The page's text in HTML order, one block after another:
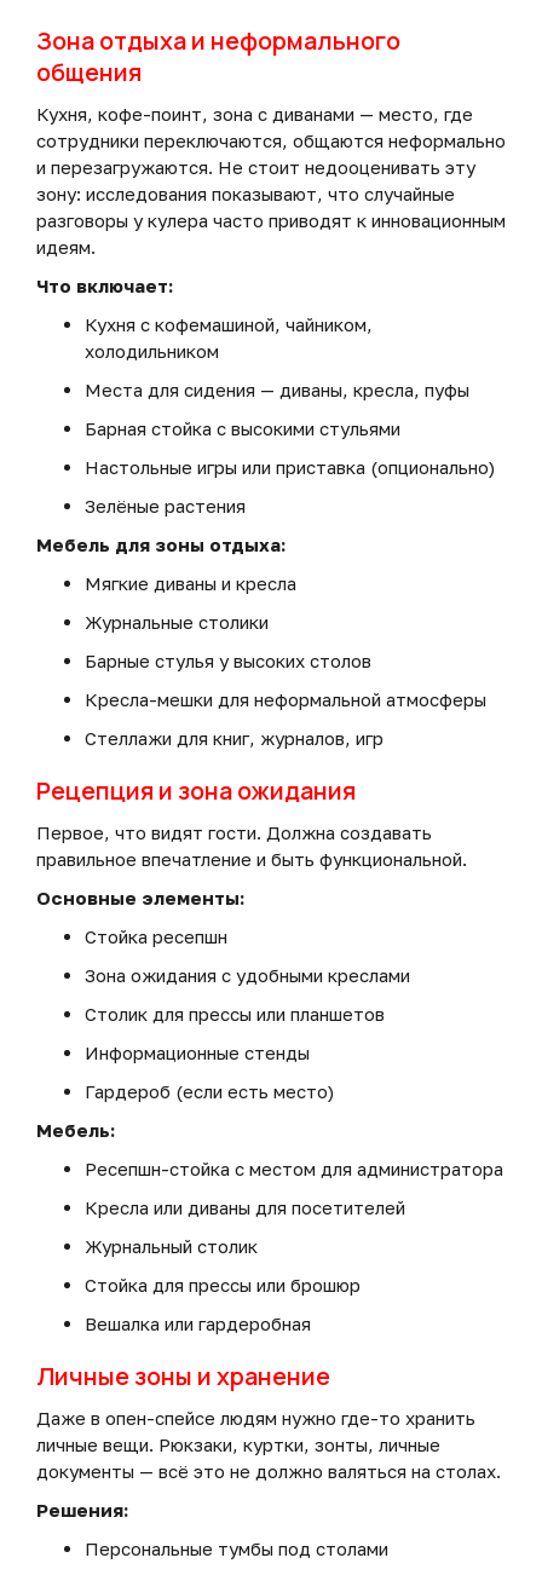
Зона отдыха и неформального
общения
Кухня, кофе-поинт, зона с диванами — место, где
сотрудники переключаются, общаются неформально
и перезагружаются. Не стоит недооценивать эту
зону: исследования показывают, что случайные
разговоры у кулера часто приводят к инновационным
идеям.
Что включает:
Кухня с кофемашиной, чайником,
холодильником
Места для сидения — диваны, кресла, пуфы
Барная стойка с высокими стульями
Настольные игры или приставка (опционально)
Зелёные растения
Мебель для зоны отдыха:
Мягкие диваны и кресла
Журнальные столики
Барные стулья у высоких столов
Кресла-мешки для неформальной атмосферы
Стеллажи для книг, журналов, игр
Рецепция и зона ожидания
Первое, что видят гости. Должна создавать
правильное впечатление и быть функциональной.
Основные элементы:
Стойка ресепшн
Зона ожидания с удобными креслами
Столик для прессы или планшетов
Информационные стенды
Гардероб (если есть место)
Мебель:
Ресепшн-стойка с местом для администратора
Кресла или диваны для посетителей
Журнальный столик
Стойка для прессы или брошюр
Вешалка или гардеробная
Личные зоны и хранение
Даже в опен-спейсе людям нужно где-то хранить
личные вещи. Рюкзаки, куртки, зонты, личные
документы — всё это не должно валяться на столах.
Решения:
Персональные тумбы под столами